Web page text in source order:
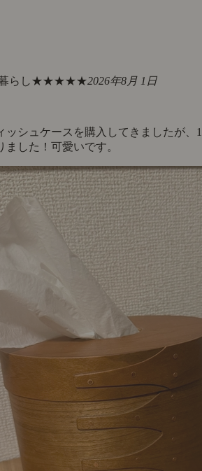
らし★★★★★2026年8月 1日
ッシュケースを購入してきましたが、1
した！可愛いです。